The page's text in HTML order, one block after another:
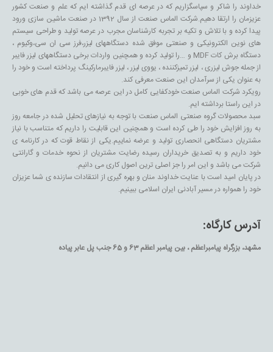
خداوند را شاکر و سپاسگزاریم که در عرصه ای قدم گذاشته ایم که علم و صنعت کشور
عزیزمان را ارتقا دهیم.شرکت الماس صنعت از سال 1392 در صنعت ماشین سازی ورود
پیدا کرده و با تلاش و تکیه بر تجربه کارشناسان مجرب در عرصه تولید و طراحی سیستم
های نوین الکترونیکی و صنعتی موفق شده دستگاههای لیزر،فرز سی ان سی،وکیوم ،
دستگاه برش کات MDF و …را تولید کرده و همچنین واردات برخی دستگاههای لیزر فایبر
از جمله جوش لیزری ، لیزر تمیزکننده ، یووی لیزر ، لیزر فایبرمارکینگ پرداخته است و خود را
به عنوان یکی از سرآمدان این صنعت معرفی کند.
رویکرد شرکت الماس صنعت خودکفایی کامل در این عرصه می باشد که قدم های خوبی
در این راستا برداشته ایم.
سبد محصولات گروه صنعتی الماس صنعت با توجه به نیازهای تحلیل شده در جامعه روز
به روز افزایش خود را طی کرده است و همچنین این قابلیت را داریم که متناسب با نیاز
مشتریان دستگاهی انحصاری تولید و عرضه نماییم.یکی از نقاط قوت که در کارنامه ی
خود داریم و به تصدیق خریداران رسیده رضایت مشتریان از نحوه خدمات و گارانتی
شرکت می باشد و این امر را جز اصلی ترین اصول کاری می دانیم.
در پایان امید است با عنایت خداوند منان و بهره گیری از انتقادات سازنده ی شما عزیزان
خود را همواره در مسیر آبادنی ایران اسلامی ببینیم.
آدرس کارگاه:
مشهد، بزرگراه پیامبراعظم ، بین پیامبر اعظم 63 و 65 جنب پل عابر پیاده